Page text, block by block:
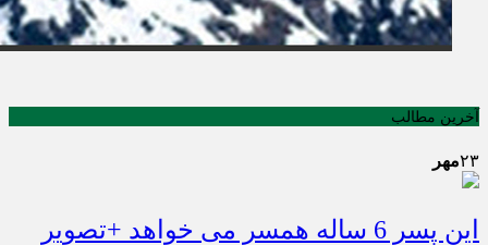
آخرین مطالب
۲۳مهر
این پسر 6 ساله همسر می خواهد +تصویر